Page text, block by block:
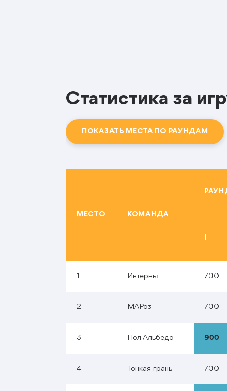
Статистика за
ПОКАЗАТЬ МЕСТА ПО РАУНДАМ
МЕСТО КОМАНДА
1 Интерны 700
2 МАРоз 700
3 Пол Альбедо 900
4 Тонкая грань 700